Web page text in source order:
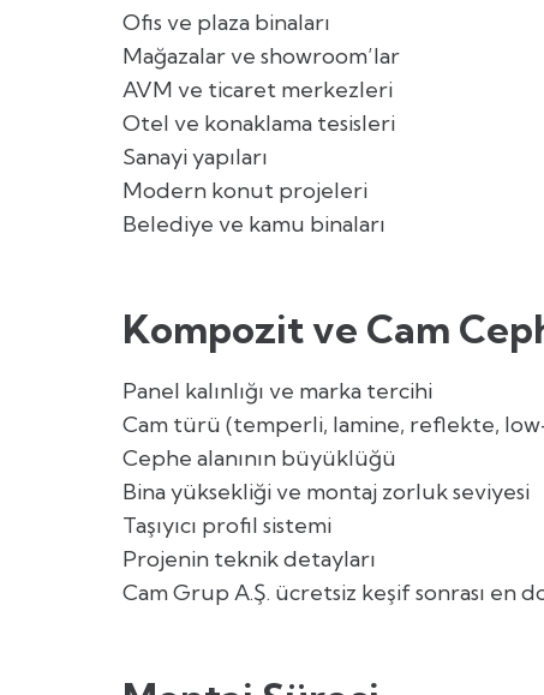
Ofis ve plaza binaları
Mağazalar ve showroom’lar
AVM ve ticaret merkezleri
Otel ve konaklama tesisleri
Sanayi yapıları
Modern konut projeleri
Belediye ve kamu binaları
Kompozit ve Cam
Panel kalınlığı ve marka tercihi
Cam türü (temperli, lamine, reflekte,
Cephe alanının büyüklüğü
Bina yüksekliği ve montaj zorluk seviyesi
Taşıyıcı profil sistemi
Projenin teknik detayları
Cam Grup A.Ş. ücretsiz keşif sonrası en